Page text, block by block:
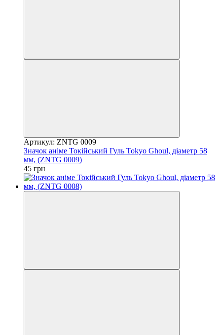
Артикул: ZNTG 0009
Значок аніме Токійський Гуль Tokyo Ghoul, діаметр 58
мм, (ZNTG 0009)
45 грн